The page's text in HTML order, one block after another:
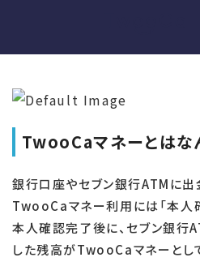
TwooCaマネーとはな
銀行口座やセブン銀行ATMに
TwooCaマネー利用には「本人
本人確認完了後に、セブン銀行
した残高がTwooCaマネーとし